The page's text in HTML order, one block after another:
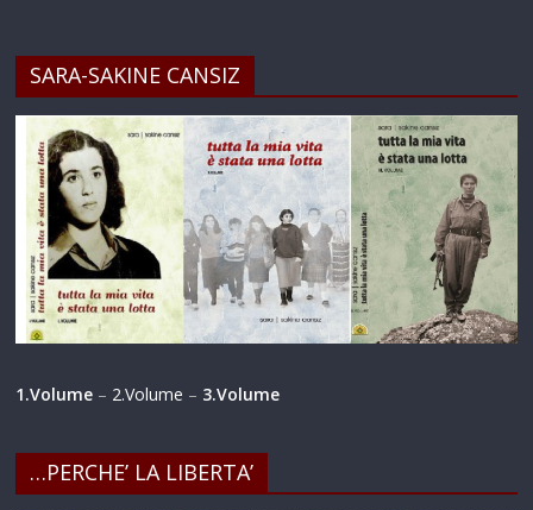
SARA-SAKINE CANSIZ
1.Volume – 2.Volume – 3.Volume
…PERCHE’ LA LIBERTA’